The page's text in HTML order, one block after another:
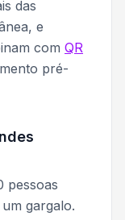
das
e
com QR
pré-
pessoas
gargalo.